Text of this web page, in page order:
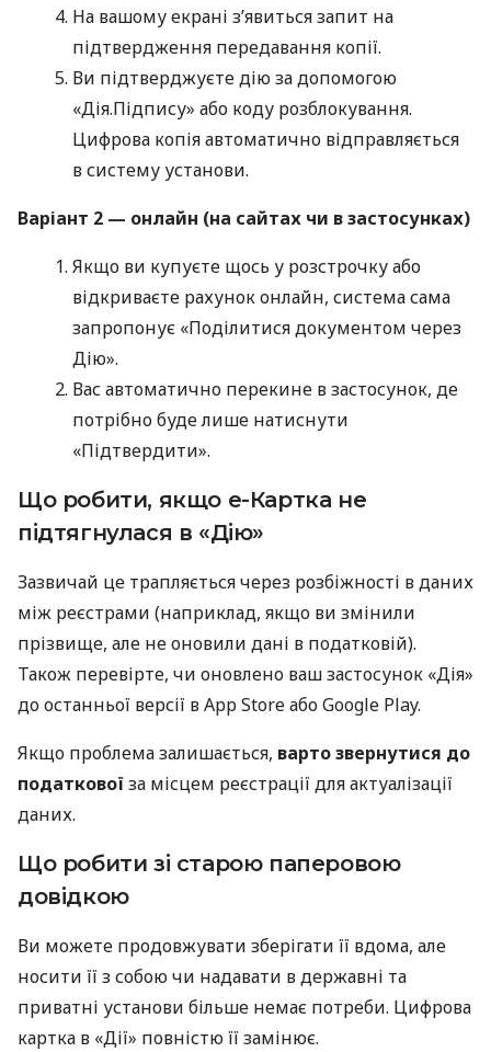
На вашому екрані з’явиться запит на
підтвердження передавання копії.
Ви підтверджуєте дію за допомогою
«Дія.Підпису» або коду розблокування.
Цифрова копія автоматично відправляється
в систему установи.
Варіант 2 — онлайн (на сайтах чи в застосунках)
Якщо ви купуєте щось у розстрочку або
відкриваєте рахунок онлайн, система сама
запропонує «Поділитися документом через
Дію».
Вас автоматично перекине в застосунок, де
потрібно буде лише натиснути
«Підтвердити».
Що робити, якщо е-Картка не
підтягнулася в «Дію»
Зазвичай це трапляється через розбіжності в даних
між реєстрами (наприклад, якщо ви змінили
прізвище, але не оновили дані в податковій).
Також перевірте, чи оновлено ваш застосунок «Дія»
до останньої версії в App Store або Google Play.
Якщо проблема залишається, варто звернутися до
податковоїза місцем реєстрації для актуалізації
даних.
Що робити зі старою паперовою
довідкою
Ви можете продовжувати зберігати її вдома, але
носити її з собою чи надавати в державні та
приватні установи більше немає потреби. Цифрова
картка в «Дії» повністю її замінює.